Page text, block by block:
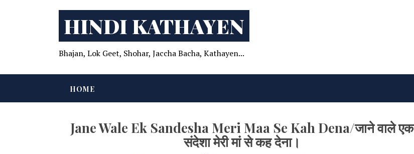
HINDI KATHAYEN
Bhajan, Lok Geet, Shohar, Jaccha Bacha, Kathayen...
HOME
Jane Wale Ek Sandesha Meri Maa Se Kah Dena/जाने वाले एक
संदेशा मेरी मां से कह देना।